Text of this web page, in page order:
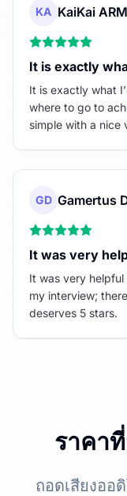
KA KaiKai
It is exactly
It is exactly what
where to go to
simple with a nice
GD Gamertus
It was very
It was very
my interview;
deserves 5 stars.
ราคา
ถอดเสียงออ